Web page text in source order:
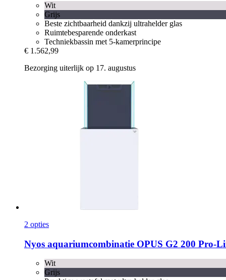
Wit
Grijs
Beste zichtbaarheid dankzij ultrahelder glas
Ruimtebesparende onderkast
Techniekbassin met 5-kamerprincipe
€ 1.562,99
Bezorging uiterlijk op 17. augustus
2 opties
Nyos aquariumcombinatie OPUS G2 200 Pro-​
Wit
Grijs